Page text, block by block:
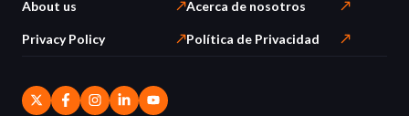
About us
Privacy Policy
Acerca de nosotros
Política de Privacidad